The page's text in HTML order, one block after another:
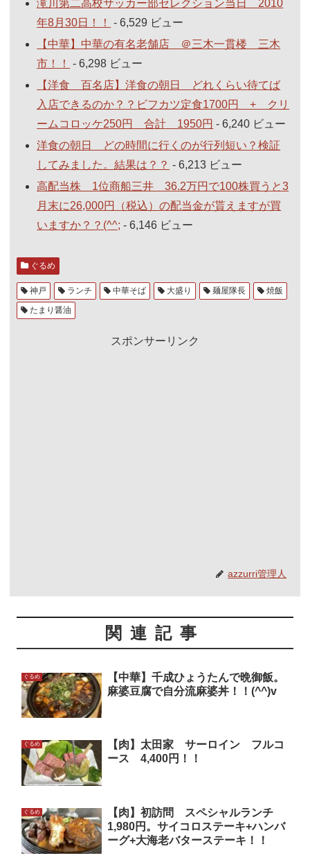
滝川第二高校サッカー部セレクション当日 2010
年8月30日！！
- 6,529 ビュー
【中華】中華の有名老舗店 ＠三木一貫楼 三木
市！！
- 6,298 ビュー
【洋食 百名店】洋食の朝日 どれくらい待てば
入店できるのか？？ビフカツ定食1700円 + クリ
ームコロッケ250円 合計 1950円 - 6,240 ビュー
洋食の朝日 どの時間に行くのが行列短い？検証
してみました。結果は？？ - 6,213 ビュー
高配当株 1位商船三井 36.2万円で100株買うと3
月末に26,000円（税込）の配当金が貰えますが買
いますか？？(^^; - 6,146 ビュー
ぐるめ
神戸 ランチ 中華そば 大盛り 麺屋隊長
焼飯
たまり醤油
スポンサーリンク
azzurri管理人
関連記事
ぐるめ
【中華】千成ひょうたんで晩御飯。
麻婆豆腐で自分流麻婆丼！！(^^)v
ぐるめ
【肉】太田家 サーロイン フルコ
ース 4,400円！！
ぐるめ
【肉】初訪問 スペシャルランチ
1,980円。サイコロステーキ+ハンバ
ーグ+大海老バターステーキ！！